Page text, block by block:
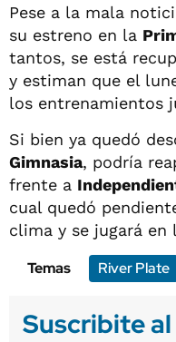
Pese a la mala
su estreno en la
tantos, se está
y estiman que el
los entrenamientos
Si bien ya quedó
Gimnasia, podría
frente a
cual quedó
clima y se jugará en
Temas
River Plate
Suscribite